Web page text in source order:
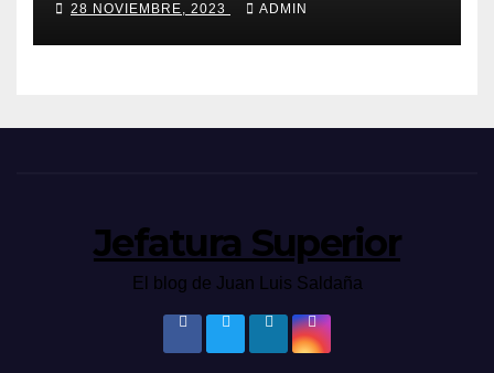
28 NOVIEMBRE, 2023 ADMIN
Jefatura Superior
El blog de Juan Luis Saldaña